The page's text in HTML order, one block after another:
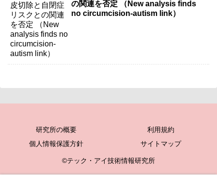
の関連を否定 （New analysis finds
no circumcision-autism link）
研究所の概要
利用規約
個人情報保護方針
サイトマップ
©テック・アイ技術情報研究所